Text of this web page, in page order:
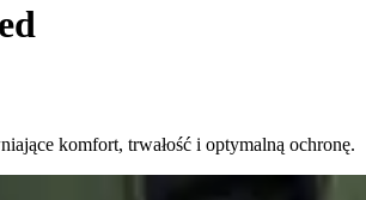
komfort, trwałość i optymalną ochronę.